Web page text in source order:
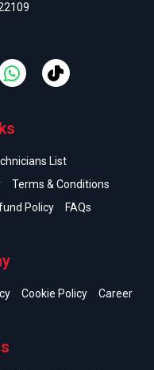
List
Terms & Conditions
Policy FAQs
Cookie Policy Career